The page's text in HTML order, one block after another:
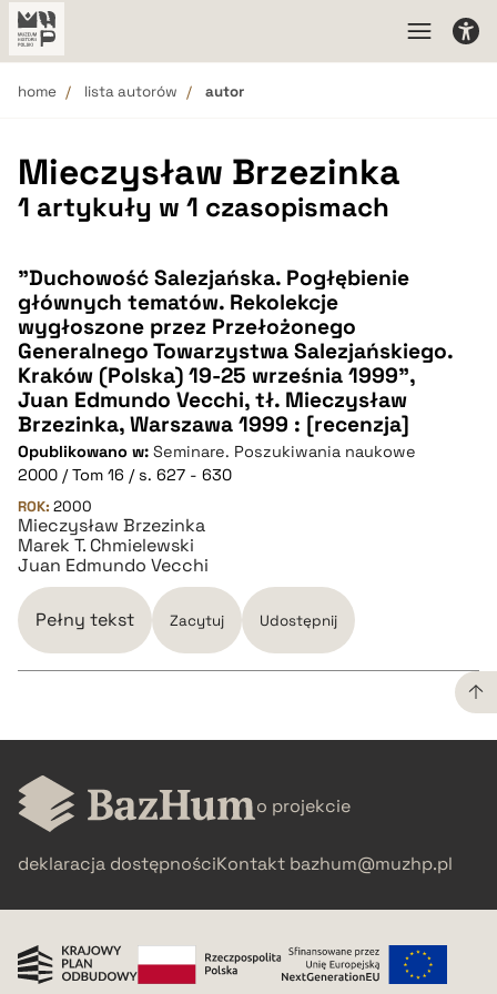
home lista autorów autor
Mieczysław Brzezinka
1 artykuły w 1 czasopismach
"Duchowość Salezjańska. Pogłębienie
głównych tematów. Rekolekcje
wygłoszone przez Przełożonego
Generalnego Towarzystwa Salezjańskiego.
Kraków (Polska) 19-25 września 1999",
Juan Edmundo Vecchi, tł. Mieczysław
Brzezinka, Warszawa 1999 : [recenzja]
Opublikowano w: Seminare. Poszukiwania naukowe
2000 / Tom 16 / s. 627 - 630
ROK: 2000
Mieczysław Brzezinka
Marek T. Chmielewski
Juan Edmundo Vecchi
Pełny tekst Zacytuj Udostępnij
CZYSTY TEKST
pobierz cytat
BIBTEX
o projekcie
deklaracja dostępnościKontakt bazhum@muzhp.pl